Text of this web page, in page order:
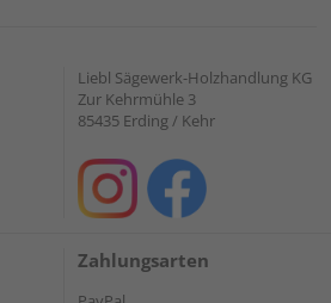
Liebl Sägewerk-Holzhandlung KG
Zur Kehrmühle 3
85435 Erding / Kehr
Zahlungsarten